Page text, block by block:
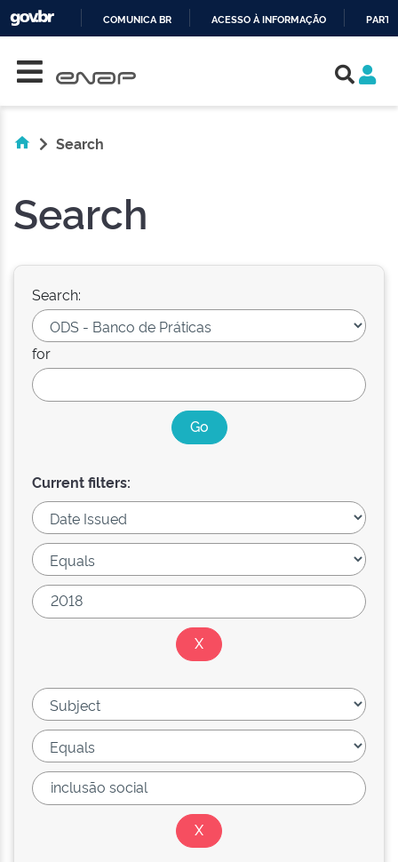
COMUNICA BR ACESSO À INFORMAÇÃO
Search
Search
Search:
for
Current filters: